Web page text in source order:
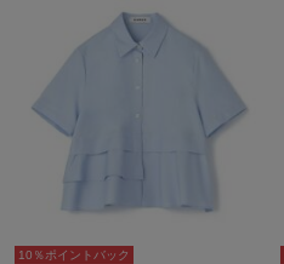
10％ポイントバック